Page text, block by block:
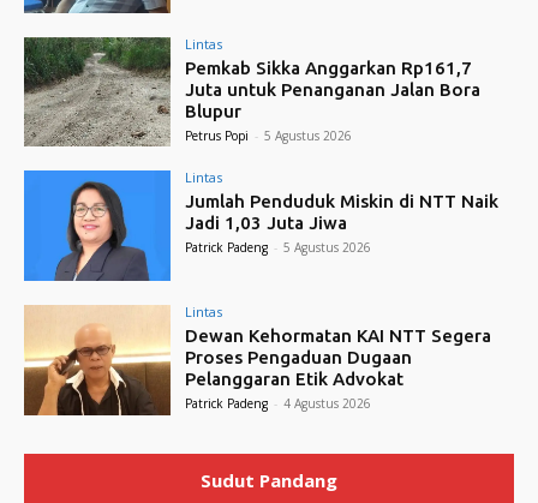
Lintas
Pemkab Sikka Anggarkan Rp161,7
Juta untuk Penanganan Jalan Bora
Blupur
Petrus Popi - 5 Agustus 2026
Lintas
Jumlah Penduduk Miskin di NTT Naik
Jadi 1,03 Juta Jiwa
Patrick Padeng - 5 Agustus 2026
Lintas
Dewan Kehormatan KAI NTT Segera
Proses Pengaduan Dugaan
Pelanggaran Etik Advokat
Patrick Padeng - 4 Agustus 2026
Sudut Pandang